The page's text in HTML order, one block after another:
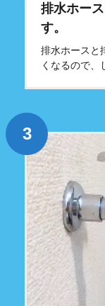
排水ホー
す。
排水ホースと
くなるので、